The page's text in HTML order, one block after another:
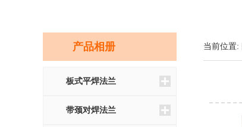
产品相册
板式平焊法兰
带颈对焊法兰
当前位置: